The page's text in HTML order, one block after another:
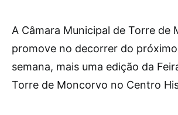
A Câmara Municipal de Torre de
promove no decorrer do
semana, mais uma edição da
Torre de Moncorvo no Centro